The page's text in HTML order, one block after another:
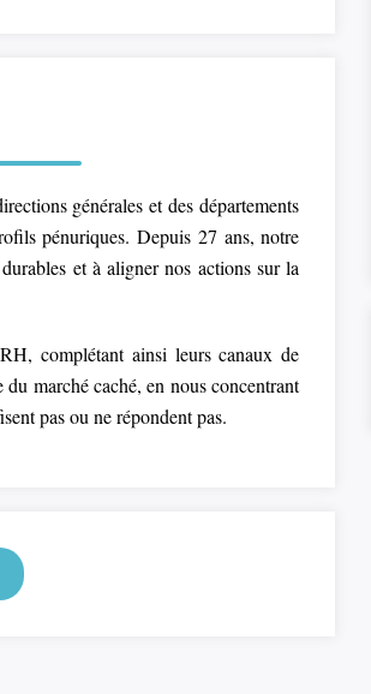
générales et des départements
pénuriques. Depuis 27 ans, notre
et à aligner nos actions sur la
complétant ainsi leurs canaux de
marché caché, en nous concentrant
pas ou ne répondent pas.